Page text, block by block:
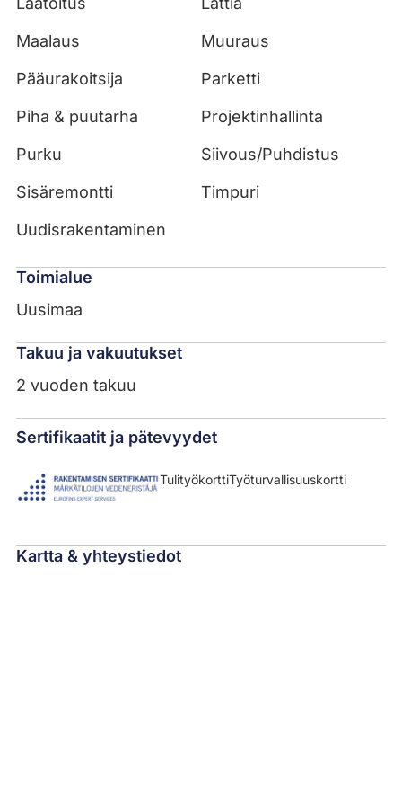
Maalaus
Muuraus
Pääurakoitsija
Parketti
Piha & puutarha
Projektinhallinta
Purku
Siivous/Puhdistus
Sisäremontti
Timpuri
Uudisrakentaminen
Toimialue
Uusimaa
Takuu ja vakuutukset
2 vuoden takuu
Sertifikaatit ja pätevyydet
TulityökorttiTyöturvallisuuskortti
Kartta & yhteystiedot